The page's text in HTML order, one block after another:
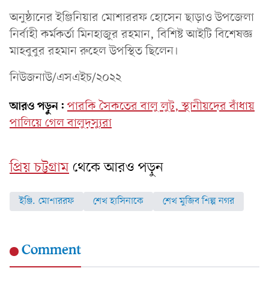
অনুষ্ঠানের ইঞ্জিনিয়ার মোশাররফ হোসেন ছাড়াও উপজেলা
নির্বাহী কর্মকর্তা মিনহাজুর রহমান, বিশিষ্ট আইটি বিশেষজ্ঞ
মাহবুবুর রহমান রুহেল উপস্থিত ছিলেন।
নিউজনাউ/এসএইচ/২০২২
আরও পড়ুন: পারকি সৈকতের বালু লুট, স্থানীয়দের বাঁধায়
পালিয়ে গেল বালুদস্যুরা
প্রিয় চট্টগ্রামথেকে আরও পড়ুন
ইঞ্জি. মোশাররফ শেখ হাসিনাকে শেখ মুজিব শিল্প নগর
Comment